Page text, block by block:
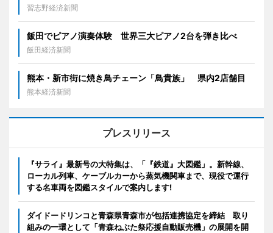
習志野経済新聞
飯田でピアノ演奏体験 世界三大ピアノ2台を弾き比べ
飯田経済新聞
熊本・新市街に焼き鳥チェーン「鳥貴族」 県内2店舗目
熊本経済新聞
プレスリリース
『サライ』最新号の大特集は、「『鉄道』大図鑑」。新幹線、
ローカル列車、ケーブルカーから蒸気機関車まで、現役で運行
する名車両を図鑑スタイルで案内します!
ダイドードリンコと青森県青森市が包括連携協定を締結 取り
組みの一環として「青森ねぶた祭応援自動販売機」の展開を開